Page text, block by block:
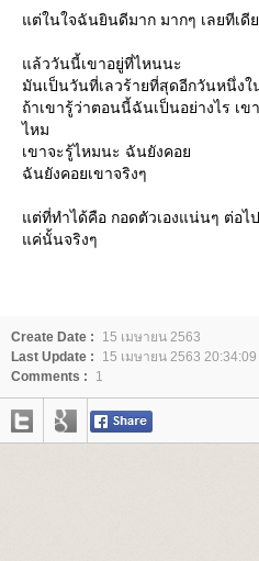
ต่ในใจฉันยินดีมาก มากๆ เลยทีเดี
ล้ววันนี้เขาอยู่ที่ไหนนะ
มันเป็นวันที่เลวร้ายที่สุดอีกวันหนึ่งใ
ถ้าเขารู้ว่าตอนนี้ฉันเป็นอย่างไร เ
ไหม
เขาจะรู้ไหมนะ ฉันยังคอ
ฉันยังคอยเขาจริงๆ
ต่ที่ทำได้คือ กอดตัวเองแน่นๆ ต่อไป
ค่นั้นจริงๆ
Create Date :
15 เมษายน 2563
Last Update :
15 เมษายน 2563 20:34:09
Comments :
1